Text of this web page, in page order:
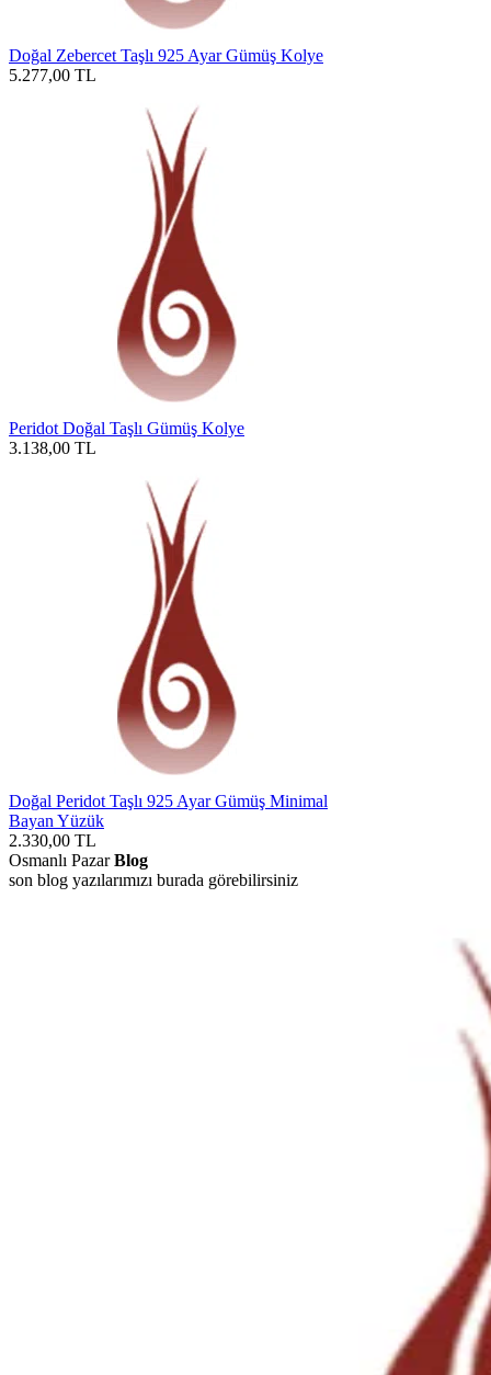
Doğal Zebercet Taşlı 925 Ayar Gümüş Kolye
5.277,00 TL
Peridot Doğal Taşlı Gümüş Kolye
3.138,00 TL
Doğal Peridot Taşlı 925 Ayar Gümüş Minimal
Bayan Yüzük
2.330,00 TL
Osmanlı PazarBlog
son blog yazılarımızı burada görebilirsiniz